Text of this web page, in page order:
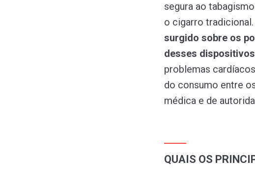
segura ao
o cigarro
surgido sobre os
desses dispositivos
problemas
do consumo entre
médica e de
QUAIS OS